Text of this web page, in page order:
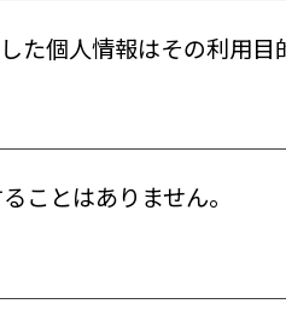
個人情報はその利用目
ことはありません。